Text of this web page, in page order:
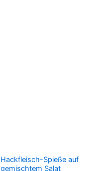
Hackfleisch-Spieße auf
gemischtem Salat